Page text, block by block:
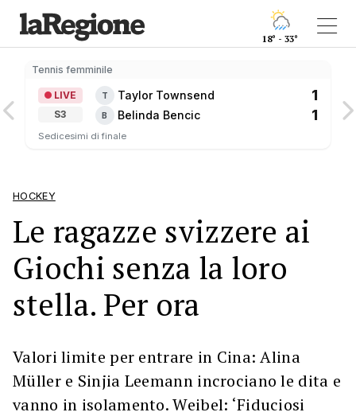
18° - 33°
Tennis femminile
LIVE
S3
T Taylor Townsend 1
B Belinda Bencic 1
Sedicesimi di finale
HOCKEY
Le ragazze svizzere ai
Giochi senza la loro
stella. Per ora
Valori limite per entrare in Cina: Alina
Müller e Sinjia Leemann incrociano le dita e
vanno in isolamento. Weibel: ‘Fiduciosi